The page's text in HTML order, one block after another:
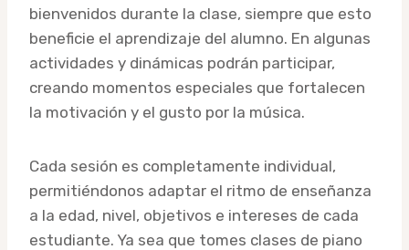
bienvenidos durante la clase, siempre que esto
beneficie el aprendizaje del alumno. En algunas
actividades y dinámicas podrán participar,
creando momentos especiales que fortalecen
la motivación y el gusto por la música.
Cada sesión es completamente individual,
permitiéndonos adaptar el ritmo de enseñanza
a la edad, nivel, objetivos e intereses de cada
estudiante. Ya sea que tomes clases de piano